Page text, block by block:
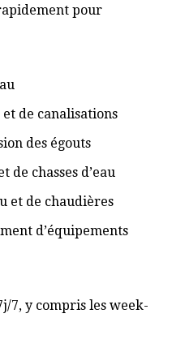
pour
de canalisations
des égouts
de chasses d’eau
et de chaudières
d’équipements
7, y compris les week-